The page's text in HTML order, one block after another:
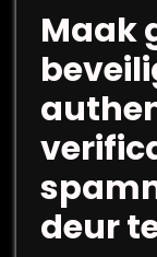
Maak
deur